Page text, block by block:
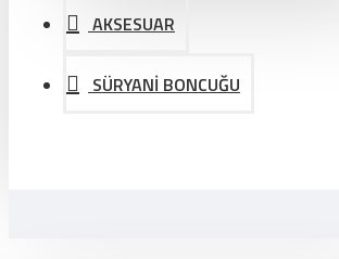
AKSESUAR
SÜRYANİ BONCUĞU